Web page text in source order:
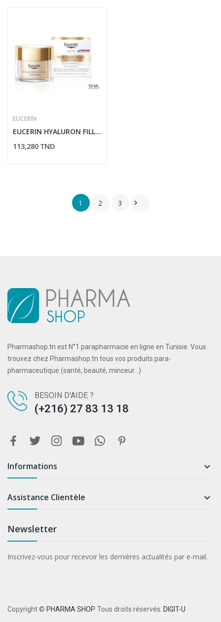
EUCERIN
EUCERIN HYALURON FILLER ELASTICITY SOIN DE JOUR...
113,280 TND
1 2 3 
Pharmashop.tn est N°1 parapharmacie en ligne en Tunisie. Vous
trouvez chez Pharmashop.tn tous vos produits para-
pharmaceutique (santé, beauté, minceur...)
BESOIN D'AIDE ?
(+216) 27 83 13 18
Informations 
Assistance Clientèle 
Newsletter
Inscrivez-vous pour recevoir les dernières actualités par e-mail.
Copyright © PHARMA SHOP. Tous droits réservés. DIGIT-U